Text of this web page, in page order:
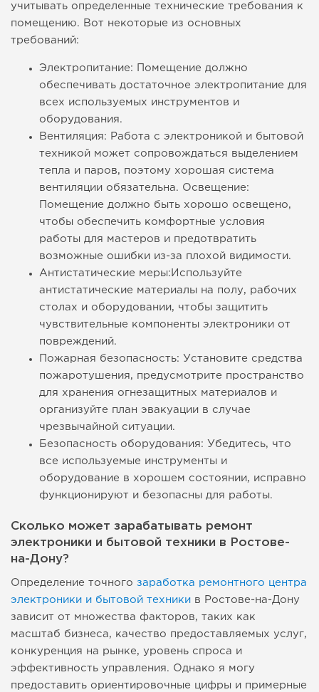
учитывать определенные технические требования к
помещению. Вот некоторые из основных
требований:
Электропитание: Помещение должно
обеспечивать достаточное электропитание для
всех используемых инструментов и
оборудования.
Вентиляция: Работа с электроникой и бытовой
техникой может сопровождаться выделением
тепла и паров, поэтому хорошая система
вентиляции обязательна. Освещение:
Помещение должно быть хорошо освещено,
чтобы обеспечить комфортные условия
работы для мастеров и предотвратить
возможные ошибки из-за плохой видимости.
Антистатические меры:Используйте
антистатические материалы на полу, рабочих
столах и оборудовании, чтобы защитить
чувствительные компоненты электроники от
повреждений.
Пожарная безопасность: Установите средства
пожаротушения, предусмотрите пространство
для хранения огнезащитных материалов и
организуйте план эвакуации в случае
чрезвычайной ситуации.
Безопасность оборудования: Убедитесь, что
все используемые инструменты и
оборудование в хорошем состоянии, исправно
функционируют и безопасны для работы.
Сколько может зарабатывать ремонт
электроники и бытовой техники в Ростове-
на-Дону?
Определение точного заработка ремонтного центра
электроники и бытовой техники в Ростове-на-Дону
зависит от множества факторов, таких как
масштаб бизнеса, качество предоставляемых услуг,
конкуренция на рынке, уровень спроса и
эффективность управления. Однако я могу
предоставить ориентировочные цифры и примерные